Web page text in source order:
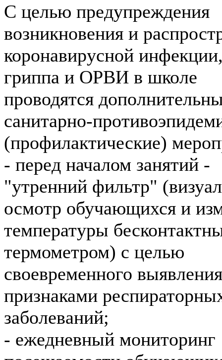
С целью предупреждения
возникновения и
коронавирусной
гриппа и ОРВИ в школе
проводятся
санитарно-
(профилактические)
- перед началом занятий -
"утренний фильтр"
осмотр обучающихся и
температуры
термометром) с целью
своевременного
признаками
заболеваний;
- ежедневный мониторинг